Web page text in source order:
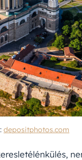
depositphotos.com